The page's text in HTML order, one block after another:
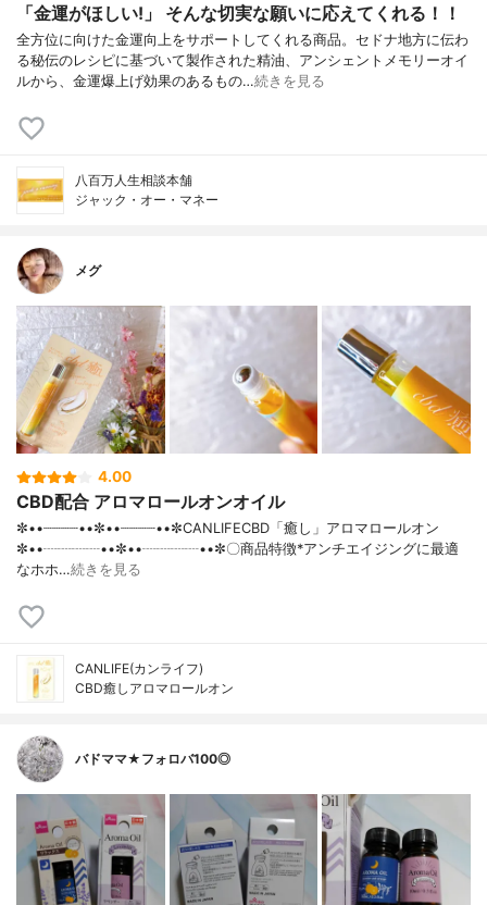
「金運がほしい!」 そんな切実な願いに応えてくれる！！
全方位に向けた金運向上をサポートしてくれる商品。セドナ地方に伝わ
る秘伝のレシピに基づいて製作された精油、アンシェントメモリーオイ
ルから、金運爆上げ効果のあるもの…続きを見る
八百万人生相談本舗
ジャック・オー・マネー
メグ
4.00
CBD配合 アロマロールオンオイル
✼••┈┈┈┈••✼••┈┈┈┈••✼CANLIFECBD「癒し」アロマロールオン
✼••┈┈┈┈••✼••┈┈┈┈••✼〇商品特徴*アンチエイジングに最適
なホホ…続きを見る
CANLIFE(カンライフ)
CBD癒しアロマロールオン
バドママ★フォロバ100◎